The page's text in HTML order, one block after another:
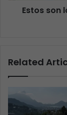
Estos son
Related